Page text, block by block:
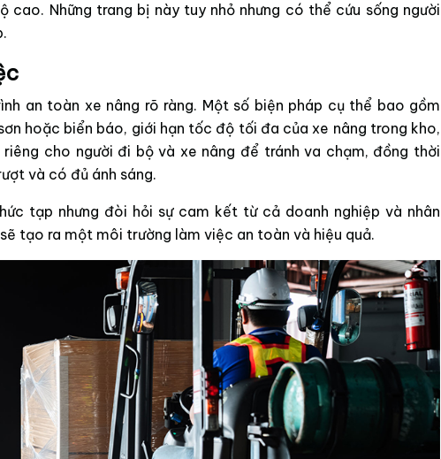
cao. Những trang bị này tuy nhỏ nhưng có thể cứu sống người
an toàn xe nâng rõ ràng. Một số biện pháp cụ thể bao gồm
hoặc biển báo, giới hạn tốc độ tối đa của xe nâng trong kho,
cho người đi bộ và xe nâng để tránh va chạm, đồng thời
và có đủ ánh sáng.
tạp nhưng đòi hỏi sự cam kết từ cả doanh nghiệp và nhân
tạo ra một môi trường làm việc an toàn và hiệu quả.